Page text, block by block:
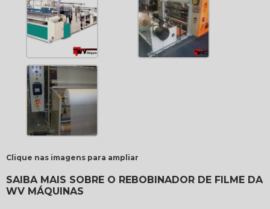
Clique nas imagens para ampliar
SAIBA MAIS SOBRE O REBOBINADOR DE FILME DA
WV MÁQUINAS